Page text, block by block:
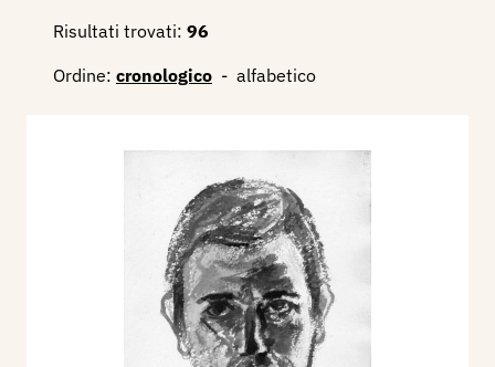
Risultati trovati: 96
Ordine: cronologico - alfabetico